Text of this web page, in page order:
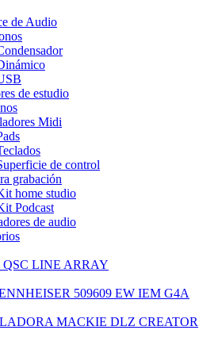
de Audio
de estudio
Midi
de control
grabación
home studio
Podcast
de audio
QSC LINE ARRAY
509609 EW IEM G4A
MACKIE DLZ CREATOR